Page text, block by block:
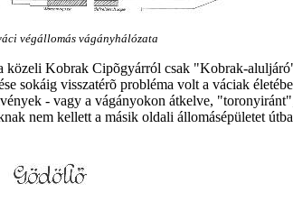
végállomás vágányhálózata
Kobrak Cipõgyárról csak "Kobrak-
sokáig visszatérõ probléma volt a váciak
- vagy a vágányokon átkelve,
nem kellett a másik oldali állomásépületet